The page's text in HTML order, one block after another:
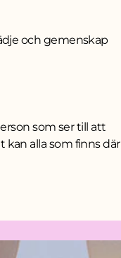
och gemenskap
som ser till att
kan alla som finns där